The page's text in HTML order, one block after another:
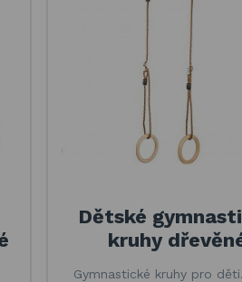
Dětské
kruhy
Gymnastické kruhy pro